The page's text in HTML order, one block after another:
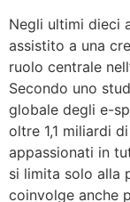
Negli ultimi dieci
assistito a una
ruolo centrale
Secondo uno
globale degli e-
oltre 1,1 miliardi
appassionati in
si limita solo alla
coinvolge anche